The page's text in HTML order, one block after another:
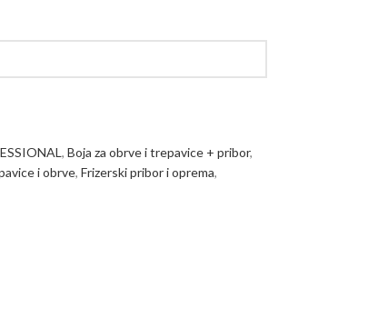
, Boja za obrve i trepavice + pribor,
i obrve, Frizerski pribor i oprema,